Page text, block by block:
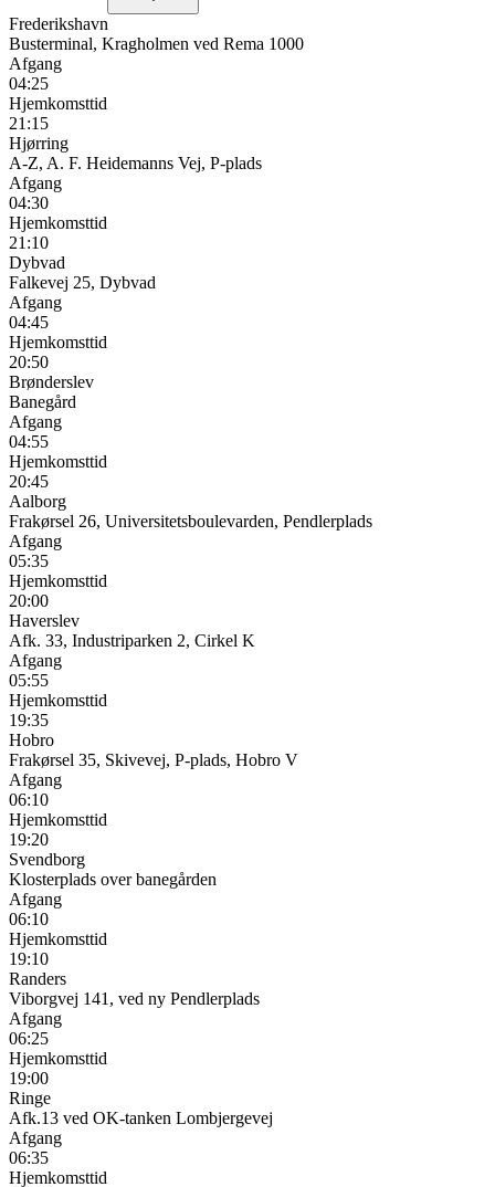
Frederikshavn
Busterminal, Kragholmen ved Rema 1000
Afgang
04:25
Hjemkomsttid
21:15
Hjørring
A-Z, A. F. Heidemanns Vej, P-plads
Afgang
04:30
Hjemkomsttid
21:10
Dybvad
Falkevej 25, Dybvad
Afgang
04:45
Hjemkomsttid
20:50
Brønderslev
Banegård
Afgang
04:55
Hjemkomsttid
20:45
Aalborg
Frakørsel 26, Universitetsboulevarden, Pendlerplads
Afgang
05:35
Hjemkomsttid
20:00
Haverslev
Afk. 33, Industriparken 2, Cirkel K
Afgang
05:55
Hjemkomsttid
19:35
Hobro
Frakørsel 35, Skivevej, P-plads, Hobro V
Afgang
06:10
Hjemkomsttid
19:20
Svendborg
Klosterplads over banegården
Afgang
06:10
Hjemkomsttid
19:10
Randers
Viborgvej 141, ved ny Pendlerplads
Afgang
06:25
Hjemkomsttid
19:00
Ringe
Afk.13 ved OK-tanken Lombjergevej
Afgang
06:35
Hjemkomsttid